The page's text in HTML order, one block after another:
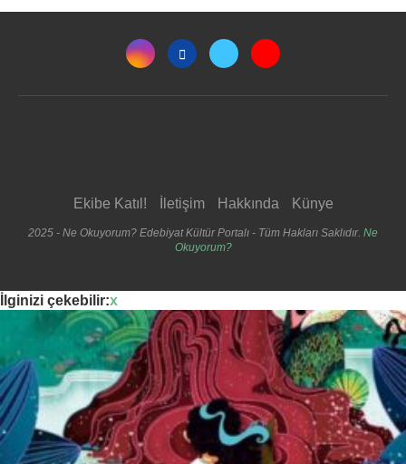
Ekibe Katıl! İletişim Hakkında Künye
2025 - Ne Okuyorum? Edebiyat Kültür Portalı - Tüm Hakları Saklıdır. Ne
Okuyorum?
İlginizi çekebilir:x